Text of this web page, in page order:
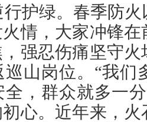
护绿。春季防
情，大家冲锋
强忍伤痛坚守
山岗位。“我们
，群众就多一
心。近年来，